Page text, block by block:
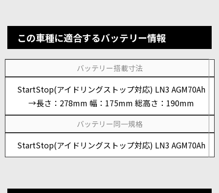
この車種に適合するバッテリー情報
バッテリー搭載寸法
StartStop(アイドリングストップ対応) LN3 AGM70Ah
→長さ：278mm 幅：175mm 総高さ：190mm
バッテリー同一規格
StartStop(アイドリングストップ対応) LN3 AGM70Ah